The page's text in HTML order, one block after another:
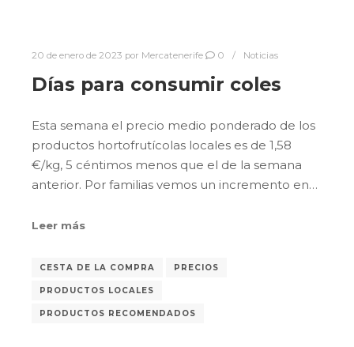
20 de enero de 2023 por Mercatenerife 0 Noticias
Días para consumir coles
Esta semana el precio medio ponderado de los
productos hortofrutícolas locales es de 1,58
€/kg, 5 céntimos menos que el de la semana
anterior. Por familias vemos un incremento en…
Leer más
CESTA DE LA COMPRA PRECIOS
PRODUCTOS LOCALES
PRODUCTOS RECOMENDADOS